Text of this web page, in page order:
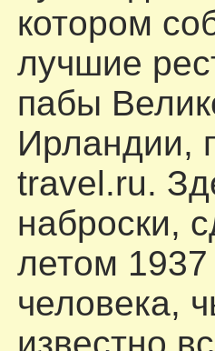
котором
лучшие
пабы
Ирландии,
travel.ru.
наброски,
летом 1937
человека,
известно